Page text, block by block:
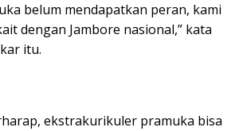
belum mendapatkan peran, kami
dengan Jambore nasional,” kata
itu.
ekstrakurikuler pramuka bisa